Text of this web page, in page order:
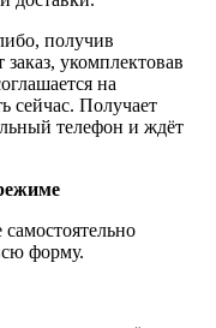
получив
укомплектовав
на
сейчас. Получает
телефон и ждёт
форму.